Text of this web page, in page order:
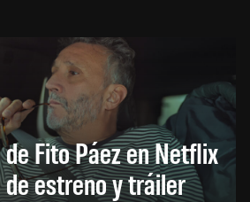
Fito Páez en Netflix
estreno y tráiler